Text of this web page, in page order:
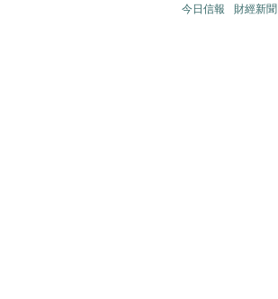
今日信報 財經新聞